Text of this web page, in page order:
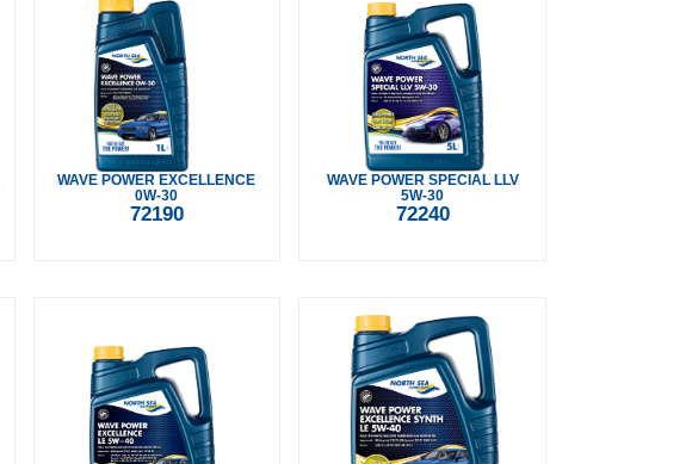
WAVE POWER EXCELLENCE
0W-30
72190
WAVE POWER SPECIAL LLV
5W-30
72240